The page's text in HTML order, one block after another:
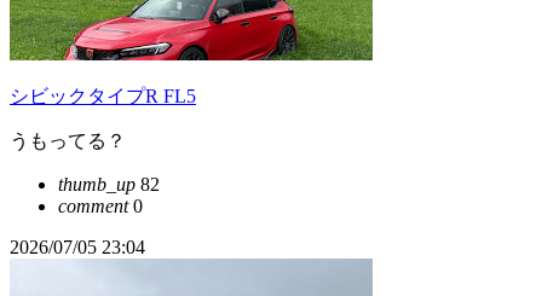
シビックタイプR FL5
うもってる？
thumb_up 82
comment0
2026/07/05 23:04